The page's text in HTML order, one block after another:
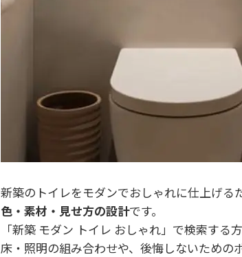
新築のトイレをモダンでおしゃれに仕上げる
色・素材・見せ方の設計です。
「新築 モダン トイレ おしゃれ」で検索す
床・照明の組み合わせや、後悔しないための